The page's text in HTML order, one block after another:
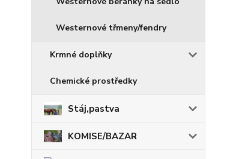
Westernové třmeny/fendry
Krmné doplňky
Chemické prostředky
Stáj,pastva
KOMISE/BAZAR